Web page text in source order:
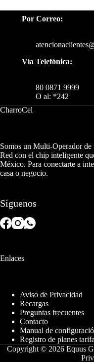
Por Correo:
Vía Telefónica:
80 0871 9999
O al: *242
CharroCel
Somos un Multi-Operador de
Red con el chip inteligente
México. Para conectarte a
casa o negocio.
Síguenos
Enlaces
Aviso de Privacidad
Recargas
Preguntas frecuentes
Contacto
Manual de
Registro de planes
Copyright © 2026 Equus